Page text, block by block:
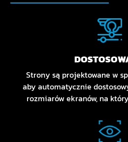
Strony są projektowane w
aby automatycznie
rozmiarów ekranów, na